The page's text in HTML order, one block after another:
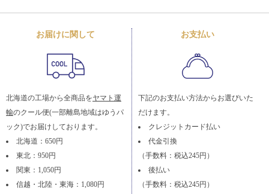
お届けに関して
北海道の工場から全商品をヤマト運
輸のクール便(一部離島地域はゆうパ
ック)でお届けしております。
北海道：650円
東北：950円
関東：1,050円
信越・北陸・東海：1,080円
お支払い
下記のお支払い方法からお選びいた
だけます。
クレジットカード払い
代金引換
（手数料：税込245円）
後払い
（手数料：税込245円）